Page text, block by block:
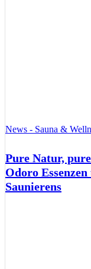
News - Sauna &
Pure Natur,
Odoro
Saunierens